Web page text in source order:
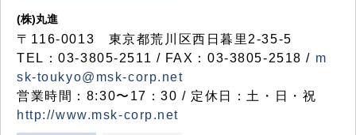
(株)丸進
〒116-0013 東京都荒川区西日暮里2-35-5
TEL：03-3805-2511 / FAX：03-3805-2518 / m
sk-toukyo@msk-corp.net
営業時間：8:30〜17：30 / 定休日：土・日・祝
http://www.msk-corp.net